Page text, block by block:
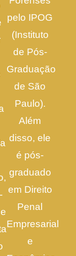
pelo IPOG
(Instituto
de Pós-
Graduação
de São
Paulo).
Além
disso, ele
é pós-
graduado
em Direito
Penal
Empresarial
e